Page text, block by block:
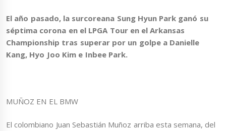
El año pasado, la surcoreana Sung Hyun Park ganó su
séptima corona en el LPGA Tour en el Arkansas
Championship tras superar por un golpe a Danielle
Kang, Hyo Joo Kim e Inbee Park.
MUÑOZ EN EL BMW
El colombiano Juan Sebastián Muñoz arriba esta semana, del